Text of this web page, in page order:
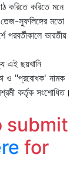
করিতে করিতে মনে
স্ফুলিঙ্গের মতো
ভারতীয়
এই ছয়খানি
ও "প্রবোধক' নামক
কর্তৃক সংশোধিত।
submit
for